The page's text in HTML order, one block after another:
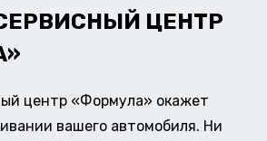
ЦЕНТР
центр «Формула» окажет
вашего автомобиля. Ни